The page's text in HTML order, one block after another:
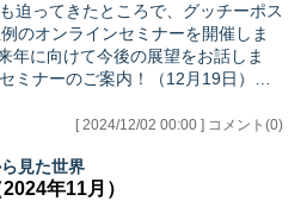
迫ってきたところで、グッチーポス
のオンラインセミナーを開催しま
年に向けて今後の展望をお話しま
セミナーのご案内！（12月19日）…
[ 2024/12/02 00:00 ] コメント(0)
見た世界
年11月）